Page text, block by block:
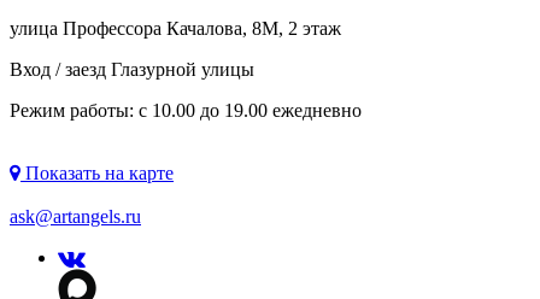
улица Профессора Качалова, 8М, 2 этаж
Вход / заезд Глазурной улицы
Режим работы: с 10.00 до 19.00 ежедневно
Показать на карте
ask@artangels.ru